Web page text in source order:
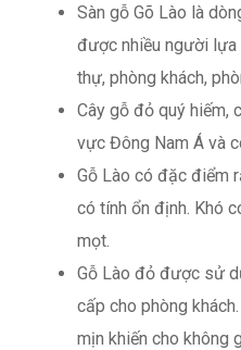
Sàn gỗ Gõ Lào là
được nhiều người
thự, phòng khách,
Cây gỗ đỏ quý hiếm,
vực Đông Nam Á và
Gỗ Lào có đặc điểm
có tính ổn định. Khó
mọt.
Gỗ Lào đỏ được sử
cấp cho phòng
mịn khiến cho không